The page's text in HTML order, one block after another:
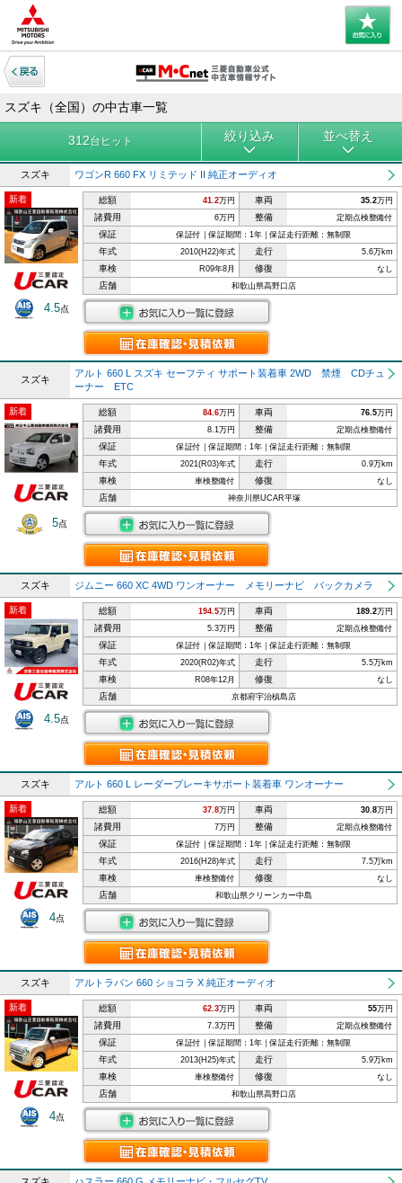
スズキ（全国）の中古車一覧
312台ヒット 絞り込み 並べ替え
スズキ ワゴンR 660 FX リミテッド II 純正オーディオ
新着
4.5点
総額 41.2万円 車両 35.2万円
諸費用 6万円 整備 定期点検整備付
保証 保証付｜保証期間：1年｜保証走行距離：無制限
年式 2010(H22)年式 走行 5.6万km
車検 R09年8月 修復 なし
店舗 和歌山県高野口店
スズキ
アルト 660 L スズキ セーフティ サポート装着車 2WD 禁煙 CDチュ
ーナー ETC
新着
5点
総額 84.6万円 車両 76.5万円
諸費用 8.1万円 整備 定期点検整備付
保証 保証付｜保証期間：1年｜保証走行距離：無制限
年式 2021(R03)年式 走行 0.9万km
車検 車検整備付 修復 なし
店舗 神奈川県UCAR平塚
スズキ ジムニー 660 XC 4WD ワンオーナー メモリーナビ バックカメラ
新着
4.5点
総額 194.5万円 車両 189.2万円
諸費用 5.3万円 整備 定期点検整備付
保証 保証付｜保証期間：1年｜保証走行距離：無制限
年式 2020(R02)年式 走行 5.5万km
車検 R08年12月 修復 なし
店舗 京都府宇治槙島店
スズキ アルト 660 L レーダーブレーキサポート装着車 ワンオーナー
新着
4点
総額 37.8万円 車両 30.8万円
諸費用 7万円 整備 定期点検整備付
保証 保証付｜保証期間：1年｜保証走行距離：無制限
年式 2016(H28)年式 走行 7.5万km
車検 車検整備付 修復 なし
店舗 和歌山県クリーンカー中島
スズキ アルトラパン 660 ショコラ X 純正オーディオ
新着
4点
総額 62.3万円 車両 55万円
諸費用 7.3万円 整備 定期点検整備付
保証 保証付｜保証期間：1年｜保証走行距離：無制限
年式 2013(H25)年式 走行 5.9万km
車検 車検整備付 修復 なし
店舗 和歌山県高野口店